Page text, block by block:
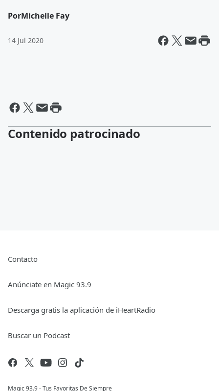
PorMichelle Fay
14 Jul 2020
Contenido patrocinado
Contacto
Anúnciate en Magic 93.9
Descarga gratis la aplicación de iHeartRadio
Buscar un Podcast
Magic 93.9 - Tus Favoritas De Siempre